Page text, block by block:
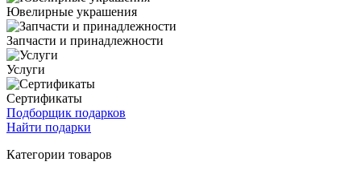
Ювелирные украшения
Запчасти и принадлежности
Услуги
Сертификаты
Подборщик подарков
Найти подарки
Категории товаров